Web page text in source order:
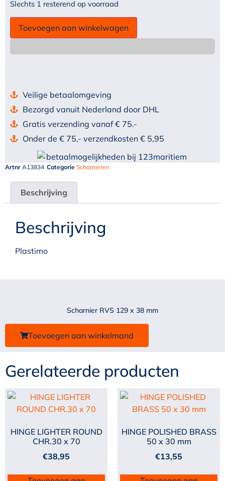
Slechts 1 resterend op voorraad
Toevoegen aan winkelwagen
Veilige betaalomgeving
Bezorgd vanuit Nederland door DHL
Gratis verzending vanaf € 75.-
Onder de € 75,- verzendkosten € 5,95
Artnr A13834 Categorie Scharnieren
Beschrijving
Beschrijving
Plastimo
Scharnier RVS 129 x 38 mm
Toevoegen aan winkelmand
Gerelateerde producten
HINGE LIGHTER ROUND
CHR.30 x 70
€38,95
HINGE POLISHED BRASS
50 x 30 mm
€13,55